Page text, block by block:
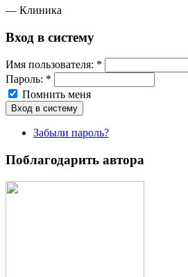
— Клиника
Вход в систему
Имя пoльзовaтeля: *
Пароль: *
Помнить меня
Забыли пароль?
Поблагодарить автора